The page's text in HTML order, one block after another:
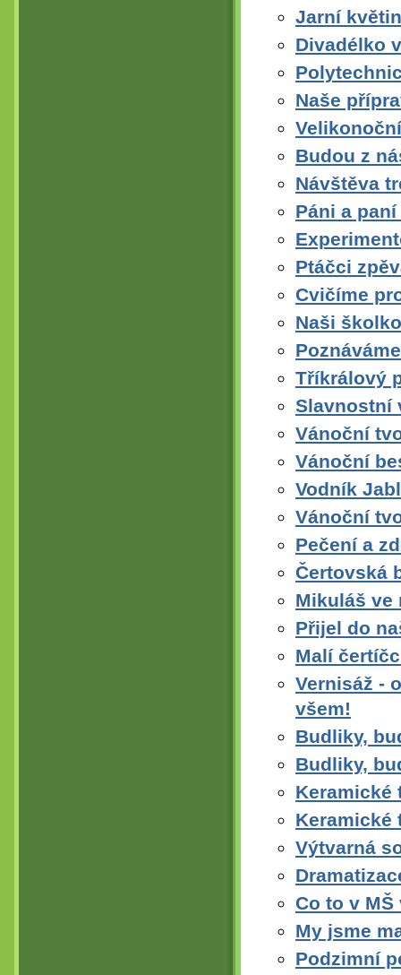
Jarní
Divadélko
Naše
Budou z
Návštěva
Páni a
Ptáčci
Cvičíme
Naši
Tříkrálový
Slavnostní
Vánoční
Vánoční
Vodník
Vánoční
Pečení a
Čertovská
Mikuláš ve
Přijel do
Malí
Vernisáž -
všem!
Budliky,
Budliky,
Keramické
Keramické
Výtvarná
Co to v
My jsme
Podzimní